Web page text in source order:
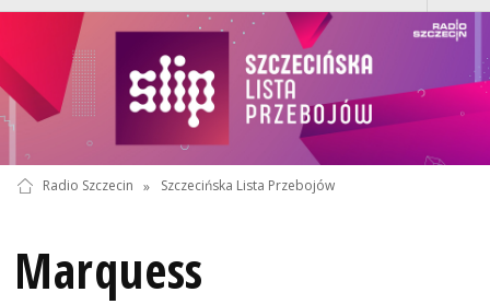
Radio Szczecin » Szczecińska Lista Przebojów
Marquess